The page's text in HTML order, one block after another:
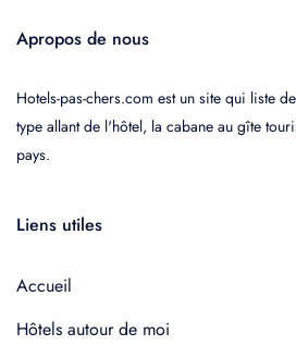
Apropos de nous
Hotels-pas-chers.com est un site qui liste
type allant de l'hôtel, la cabane au gîte
pays.
Liens utiles
Accueil
Hôtels autour de moi